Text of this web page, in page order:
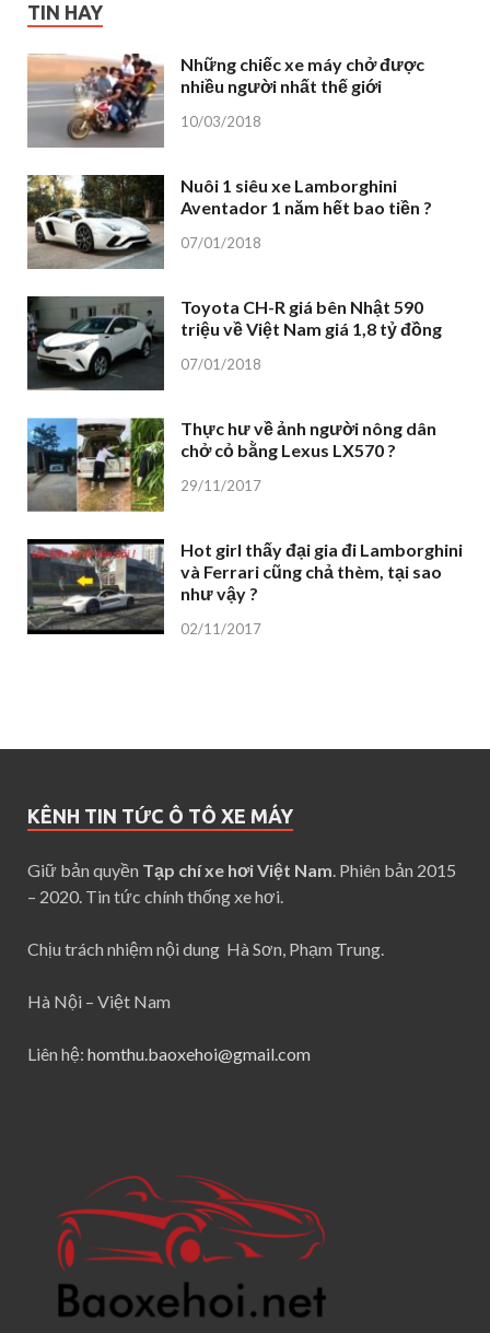
TIN HAY
Những chiếc xe máy chở được
nhiều người nhất thế giới
10/03/2018
Nuôi 1 siêu xe Lamborghini
Aventador 1 năm hết bao tiền ?
07/01/2018
Toyota CH-R giá bên Nhật 590
triệu về Việt Nam giá 1,8 tỷ đồng
07/01/2018
Thực hư về ảnh người nông dân
chở cỏ bằng Lexus LX570 ?
29/11/2017
Hot girl thấy đại gia đi Lamborghini
và Ferrari cũng chả thèm, tại sao
như vậy ?
02/11/2017
KÊNH TIN TỨC Ô TÔ XE MÁY
Giữ bản quyền Tạp chí xe hơi Việt Nam. Phiên bản 2015
– 2020. Tin tức chính thống xe hơi.
Chịu trách nhiệm nội dung Hà Sơn, Phạm Trung.
Hà Nội – Việt Nam
Liên hệ: homthu.baoxehoi@gmail.com